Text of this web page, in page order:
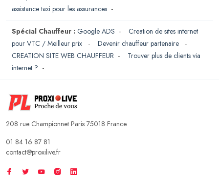
assistance taxi pour les assurances -
Spécial Chauffeur : Google ADS - Creation de sites internet
pour VTC / Meilleur prix
- Devenir chauffeur partenaire
-
CREATION SITE WEB CHAUFFEUR - Trouver plus de clients via
internet ? -
208 rue Championnet Paris 75018 France
01 84 16 87 81
contact@proxilive.fr